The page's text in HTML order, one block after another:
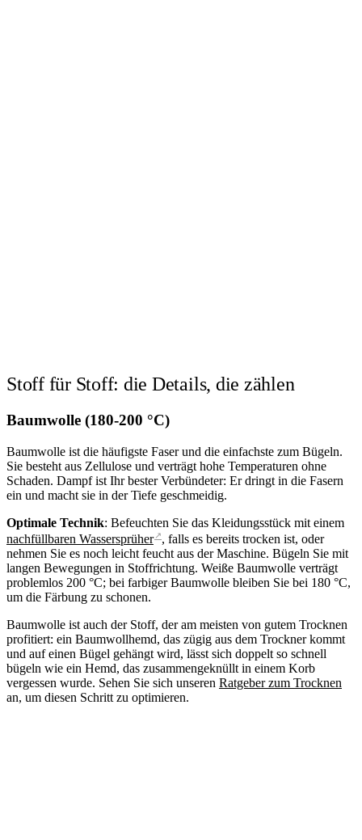
Stoff für Stoff: die Details, die zählen
Baumwolle (180-200 °C)
Baumwolle ist die häufigste Faser und die einfachste zum Bügeln.
Sie besteht aus Zellulose und verträgt hohe Temperaturen ohne
Schaden. Dampf ist Ihr bester Verbündeter: Er dringt in die Fasern
ein und macht sie in der Tiefe geschmeidig.
Optimale Technik: Befeuchten Sie das Kleidungsstück mit einem
nachfüllbaren Wassersprüher ↗, falls es bereits trocken ist, oder
nehmen Sie es noch leicht feucht aus der Maschine. Bügeln Sie mit
langen Bewegungen in Stoffrichtung. Weiße Baumwolle verträgt
problemlos 200 °C; bei farbiger Baumwolle bleiben Sie bei 180 °C,
um die Färbung zu schonen.
Baumwolle ist auch der Stoff, der am meisten von gutem Trocknen
profitiert: ein Baumwollhemd, das zügig aus dem Trockner kommt
und auf einen Bügel gehängt wird, lässt sich doppelt so schnell
bügeln wie ein Hemd, das zusammengeknüllt in einem Korb
vergessen wurde. Sehen Sie sich unseren Ratgeber zum Trocknen
an, um diesen Schritt zu optimieren.